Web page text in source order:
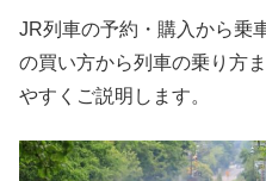
JR列車の予約・購入から乗
の買い方から列車の乗り方
やすくご説明します。